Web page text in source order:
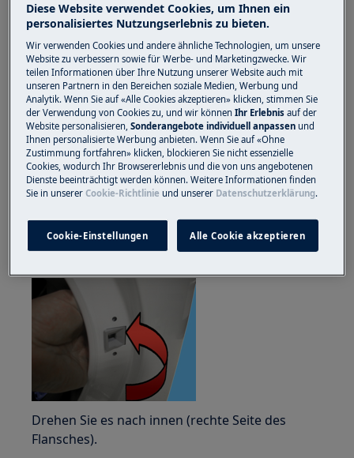
Lösen Sie die beiden Schrauben, mit denen die
Türsicherheitsverriegelung an der Frontplatte
befestigt ist.
Nehmen Sie das Gerät und bewegen Sie es nach
links.
Drehen Sie es nach innen (rechte Seite des
Flansches).
Diese Website verwendet Cookies, um Ihnen ein
personalisiertes Nutzungserlebnis zu bieten.
Wir verwenden Cookies und andere ähnliche Technologien, um unsere
Website zu verbessern sowie für Werbe- und Marketingzwecke. Wir
teilen Informationen über Ihre Nutzung unserer Website auch mit
unseren Partnern in den Bereichen soziale Medien, Werbung und
Analytik. Wenn Sie auf «Alle Cookies akzeptieren» klicken, stimmen Sie
der Verwendung von Cookies zu, und wir könnenIhr Erlebnisauf der
Website personalisieren,Sonderangebote individuell anpassen und
Ihnen personalisierte Werbung anbieten. Wenn Sie auf «Ohne
Zustimmung fortfahren» klicken, blockieren Sie nicht essenzielle
Cookies, wodurch Ihr Browsererlebnis und die von uns angebotenen
Dienste beeinträchtigt werden können. Weitere Informationen finden
Sie in unsererCookie-Richtlinie und unserer Datenschutzerklärung.
Cookie-Einstellungen Alle Cookie akzeptieren